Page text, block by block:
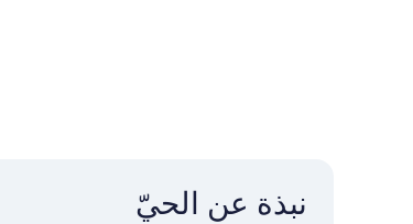
نبذة عن الحيّ